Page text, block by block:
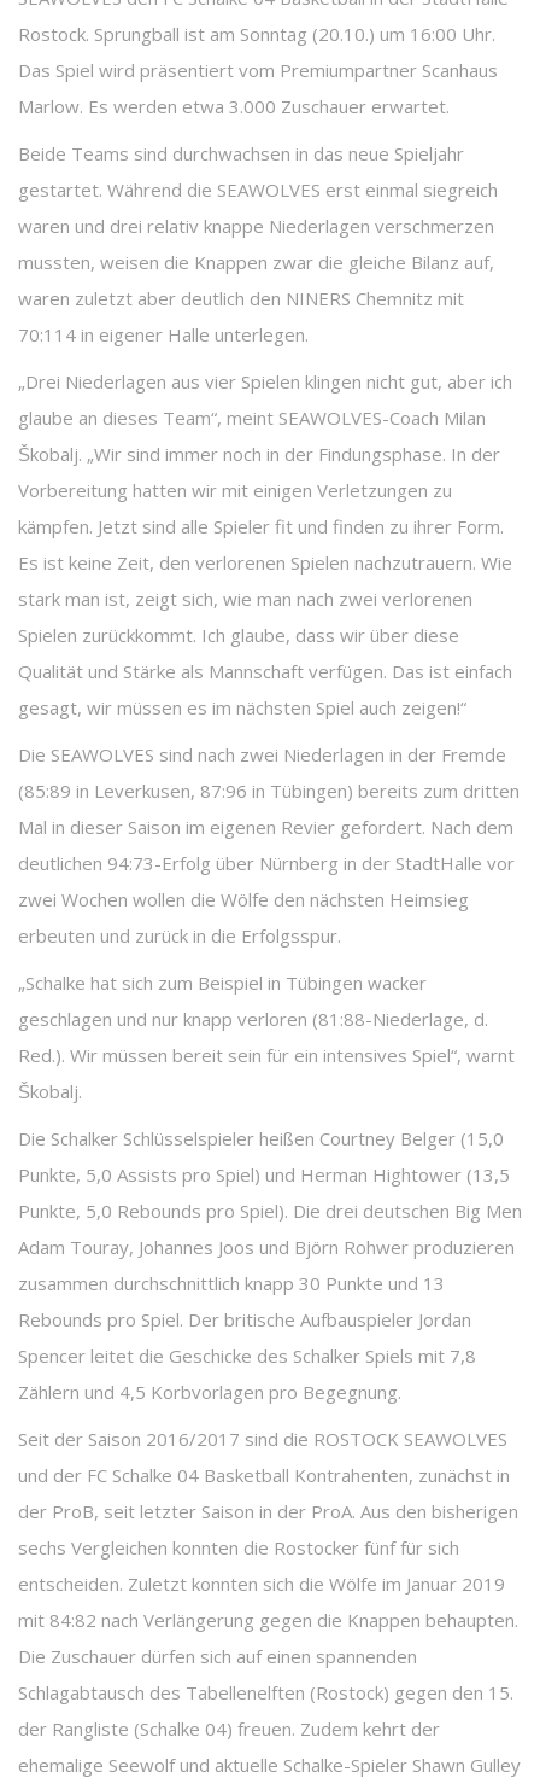
Rostock. Sprungball ist am Sonntag (20.10.) um 16:00 Uhr.
Das Spiel wird präsentiert vom Premiumpartner Scanhaus
Marlow. Es werden etwa 3.000 Zuschauer erwartet.
Beide Teams sind durchwachsen in das neue Spieljahr
gestartet. Während die SEAWOLVES erst einmal siegreich
waren und drei relativ knappe Niederlagen verschmerzen
mussten, weisen die Knappen zwar die gleiche Bilanz auf,
waren zuletzt aber deutlich den NINERS Chemnitz mit
70:114 in eigener Halle unterlegen.
„Drei Niederlagen aus vier Spielen klingen nicht gut, aber ich
glaube an dieses Team“, meint SEAWOLVES-Coach Milan
Škobalj. „Wir sind immer noch in der Findungsphase. In der
Vorbereitung hatten wir mit einigen Verletzungen zu
kämpfen. Jetzt sind alle Spieler fit und finden zu ihrer Form.
Es ist keine Zeit, den verlorenen Spielen nachzutrauern. Wie
stark man ist, zeigt sich, wie man nach zwei verlorenen
Spielen zurückkommt. Ich glaube, dass wir über diese
Qualität und Stärke als Mannschaft verfügen. Das ist einfach
gesagt, wir müssen es im nächsten Spiel auch zeigen!“
Die SEAWOLVES sind nach zwei Niederlagen in der Fremde
(85:89 in Leverkusen, 87:96 in Tübingen) bereits zum dritten
Mal in dieser Saison im eigenen Revier gefordert. Nach dem
deutlichen 94:73-Erfolg über Nürnberg in der StadtHalle vor
zwei Wochen wollen die Wölfe den nächsten Heimsieg
erbeuten und zurück in die Erfolgsspur.
„Schalke hat sich zum Beispiel in Tübingen wacker
geschlagen und nur knapp verloren (81:88-Niederlage, d.
Red.). Wir müssen bereit sein für ein intensives Spiel“, warnt
Škobalj.
Die Schalker Schlüsselspieler heißen Courtney Belger (15,0
Punkte, 5,0 Assists pro Spiel) und Herman Hightower (13,5
Punkte, 5,0 Rebounds pro Spiel). Die drei deutschen Big Men
Adam Touray, Johannes Joos und Björn Rohwer produzieren
zusammen durchschnittlich knapp 30 Punkte und 13
Rebounds pro Spiel. Der britische Aufbauspieler Jordan
Spencer leitet die Geschicke des Schalker Spiels mit 7,8
Zählern und 4,5 Korbvorlagen pro Begegnung.
Seit der Saison 2016/2017 sind die ROSTOCK SEAWOLVES
und der FC Schalke 04 Basketball Kontrahenten, zunächst in
der ProB, seit letzter Saison in der ProA. Aus den bisherigen
sechs Vergleichen konnten die Rostocker fünf für sich
entscheiden. Zuletzt konnten sich die Wölfe im Januar 2019
mit 84:82 nach Verlängerung gegen die Knappen behaupten.
Die Zuschauer dürfen sich auf einen spannenden
Schlagabtausch des Tabellenelften (Rostock) gegen den 15.
der Rangliste (Schalke 04) freuen. Zudem kehrt der
ehemalige Seewolf und aktuelle Schalke-Spieler Shawn Gulley